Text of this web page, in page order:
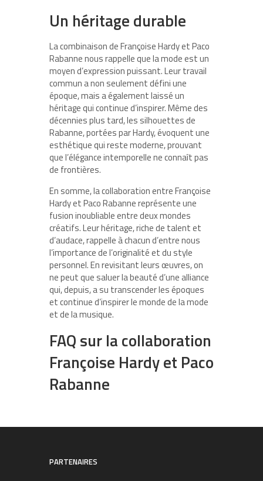
Un héritage durable
La combinaison de Françoise Hardy et Paco
Rabanne nous rappelle que la mode est un
moyen d’expression puissant. Leur travail
commun a non seulement défini une
époque, mais a également laissé un
héritage qui continue d’inspirer. Même des
décennies plus tard, les silhouettes de
Rabanne, portées par Hardy, évoquent une
esthétique qui reste moderne, prouvant
que l’élégance intemporelle ne connaît pas
de frontières.
En somme, la collaboration entre Françoise
Hardy et Paco Rabanne représente une
fusion inoubliable entre deux mondes
créatifs. Leur héritage, riche de talent et
d’audace, rappelle à chacun d’entre nous
l’importance de l’originalité et du style
personnel. En revisitant leurs œuvres, on
ne peut que saluer la beauté d’une alliance
qui, depuis, a su transcender les époques
et continue d’inspirer le monde de la mode
et de la musique.
FAQ sur la collaboration
Françoise Hardy et Paco
Rabanne
PARTENAIRES